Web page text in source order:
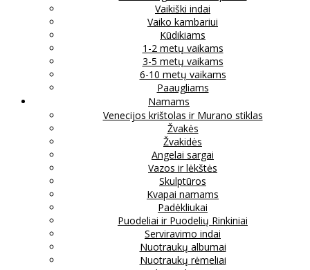
Vaikiški indai
Vaiko kambariui
Kūdikiams
1-2 metų vaikams
3-5 metų vaikams
6-10 metų vaikams
Paaugliams
Namams
Venecijos krištolas ir Murano stiklas
Žvakės
Žvakidės
Angelai sargai
Vazos ir lėkštės
Skulptūros
Kvapai namams
Padėkliukai
Puodeliai ir Puodelių Rinkiniai
Serviravimo indai
Nuotraukų albumai
Nuotraukų rėmeliai